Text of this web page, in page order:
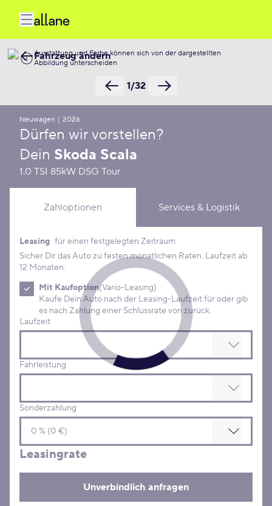
Ausstattung und Farbe können sich von der dargestellten
Abbildung unterscheiden
1/32
Fahrzeug ändern
Neuwagen | 2026
Dürfen wir vorstellen?
Dein Skoda Scala
1.0 TSI 85kW DSG Tour
Zahloptionen Services & Logistik
Leasing Konditionen
Leasing für einen festgelegten Zeitraum
Sicher Dir das Auto zu festen monatlichen Raten. Laufzeit ab
12 Monaten.
Mit Kaufoption(Vario-Leasing)
Kaufe Dein Auto nach der Leasing-Laufzeit für oder gib
es nach Zahlung einer Schlussrate von zurück.
Laufzeit
Fahrleistung
Sonderzahlung
Leasingrate
Unverbindlich anfragen